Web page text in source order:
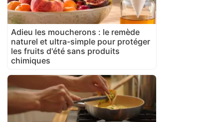
Adieu les moucherons : le remède
naturel et ultra-simple pour protéger
les fruits d'été sans produits
chimiques